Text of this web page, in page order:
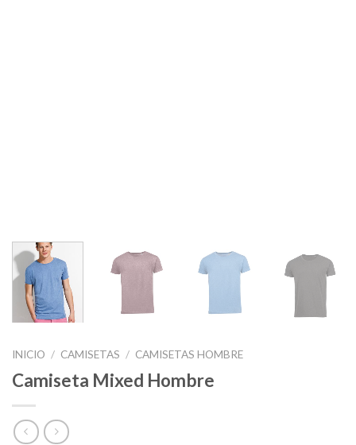
INICIO / CAMISETAS / CAMISETAS HOMBRE
Camiseta Mixed Hombre